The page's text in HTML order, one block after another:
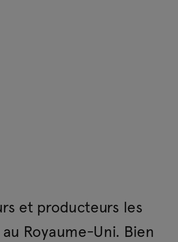
et producteurs les
Royaume-Uni. Bien